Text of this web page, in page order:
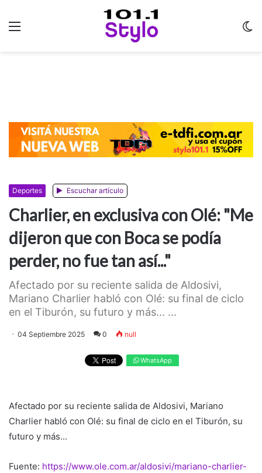
Deportes Escuchar artículo
Charlier, en exclusiva con Olé: "Me
dijeron que con Boca se podía
perder, no fue tan así..."
Afectado por su reciente salida de Aldosivi,
Mariano Charlier habló con Olé: su final de ciclo
en el Tiburón, su futuro y más... ...
04 Septiembre 2025 0 null
WhatsApp
Afectado por su reciente salida de Aldosivi, Mariano
Charlier habló con Olé: su final de ciclo en el Tiburón, su
futuro y más...
Fuente: https://www.ole.com.ar/aldosivi/mariano-charlier-